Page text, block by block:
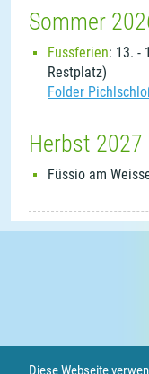
Sommer
Fussferien: 13. -
Restplatz)
Folder
Herbst 2027
Füssio am
Diese Webseite